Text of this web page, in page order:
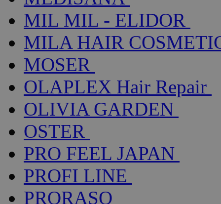
MIL MIL - ELIDOR
MILA HAIR
MOSER
OLAPLEX Hair Repair
OLIVIA GARDEN
OSTER
PRO FEEL JAPAN
PROFI LINE
PRORASO